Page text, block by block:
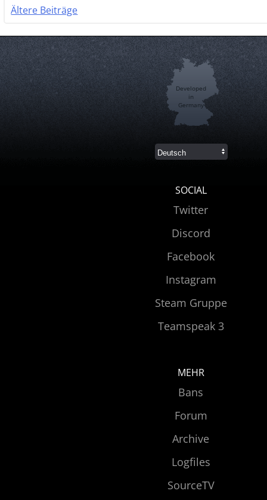
Ältere Beiträge
Developed
in
Germany
SOCIAL
Twitter
Discord
Facebook
Instagram
Steam Gruppe
Teamspeak 3
MEHR
Bans
Forum
Archive
Logfiles
SourceTV